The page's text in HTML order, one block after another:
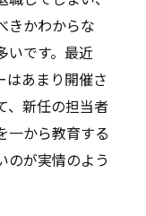
きかわからな
いです。最近
はあまり開催さ
、新任の担当者
一から教育する
のが実情のよう